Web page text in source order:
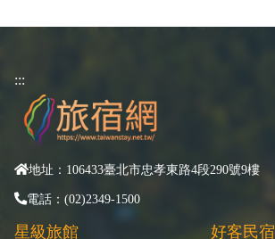
:::
地址：106433臺北市忠孝東路4段290號9樓
電話：(02)2349-1500
星級旅館
好客民宿